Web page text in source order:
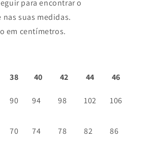
para encontrar o
suas medidas.
em centímetros.
38 40 42 44
46
90 94 98 102 106
70 74 78 82 86